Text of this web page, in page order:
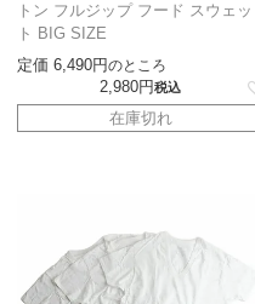
トン フルジップ フード スウェッ
ト BIG SIZE
定価 6,490 のところ
2,980 税込
在庫切れ